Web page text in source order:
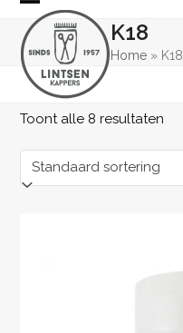
Skip
content
Open
mobile
menu
Close
mobile
menu
K18
Home » K18
Toont alle 8 resultaten